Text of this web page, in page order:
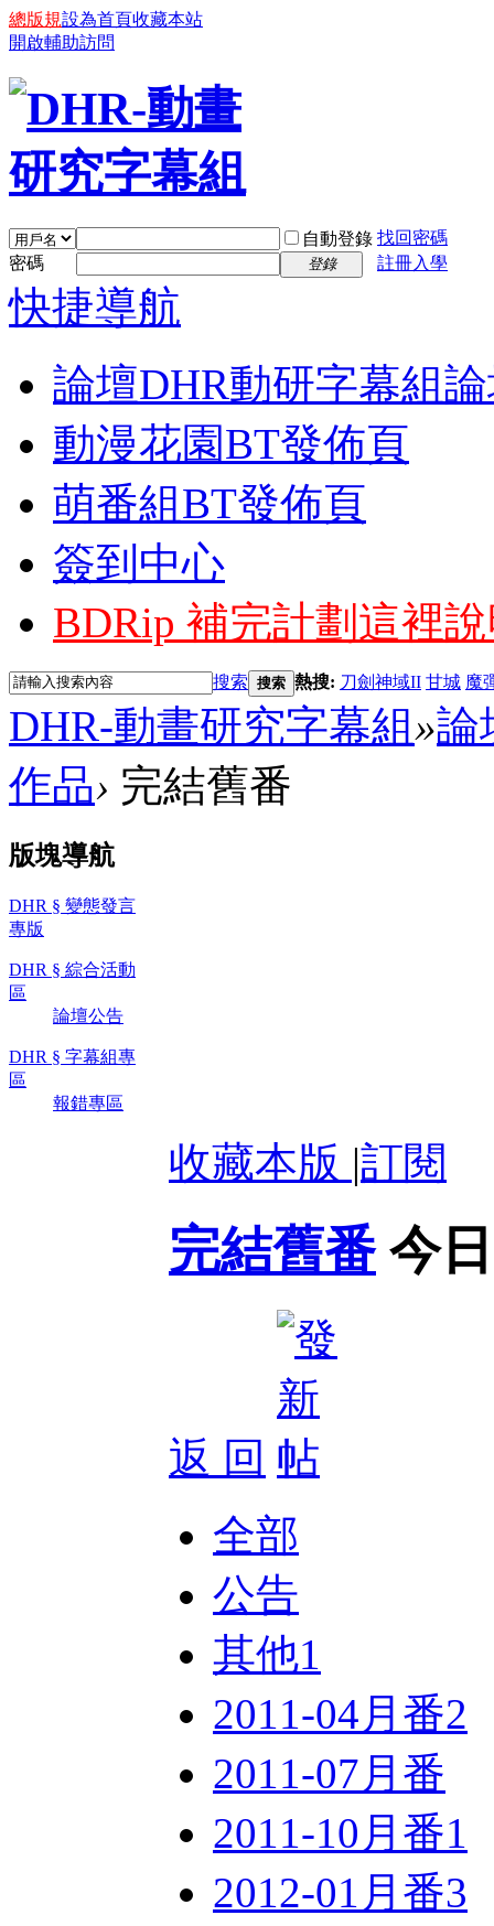
總版規設為首頁收藏本站
開啟輔助訪問
自動登錄 找回密碼
密碼
登錄 註冊入學
快捷導航
論壇DHR動研字幕組
動漫花園BT發佈頁
萌番組BT發佈頁
簽到中心
BDRip 補完計劃 這裡
搜索 搜索 熱搜: 刀劍神域II 甘城 魔
DHR-動畫研究字幕組»論
作品› 完結舊番
版塊導航
DHR § 變態發言
專版
DHR § 綜合活動
區
論壇公告
DHR § 字幕組專
區
報錯專區
收藏本版 |訂閱
完結舊番 今
返 回
全部
公告
其他1
2011-04月番2
2011-07月番
2011-10月番1
2012-01月番3